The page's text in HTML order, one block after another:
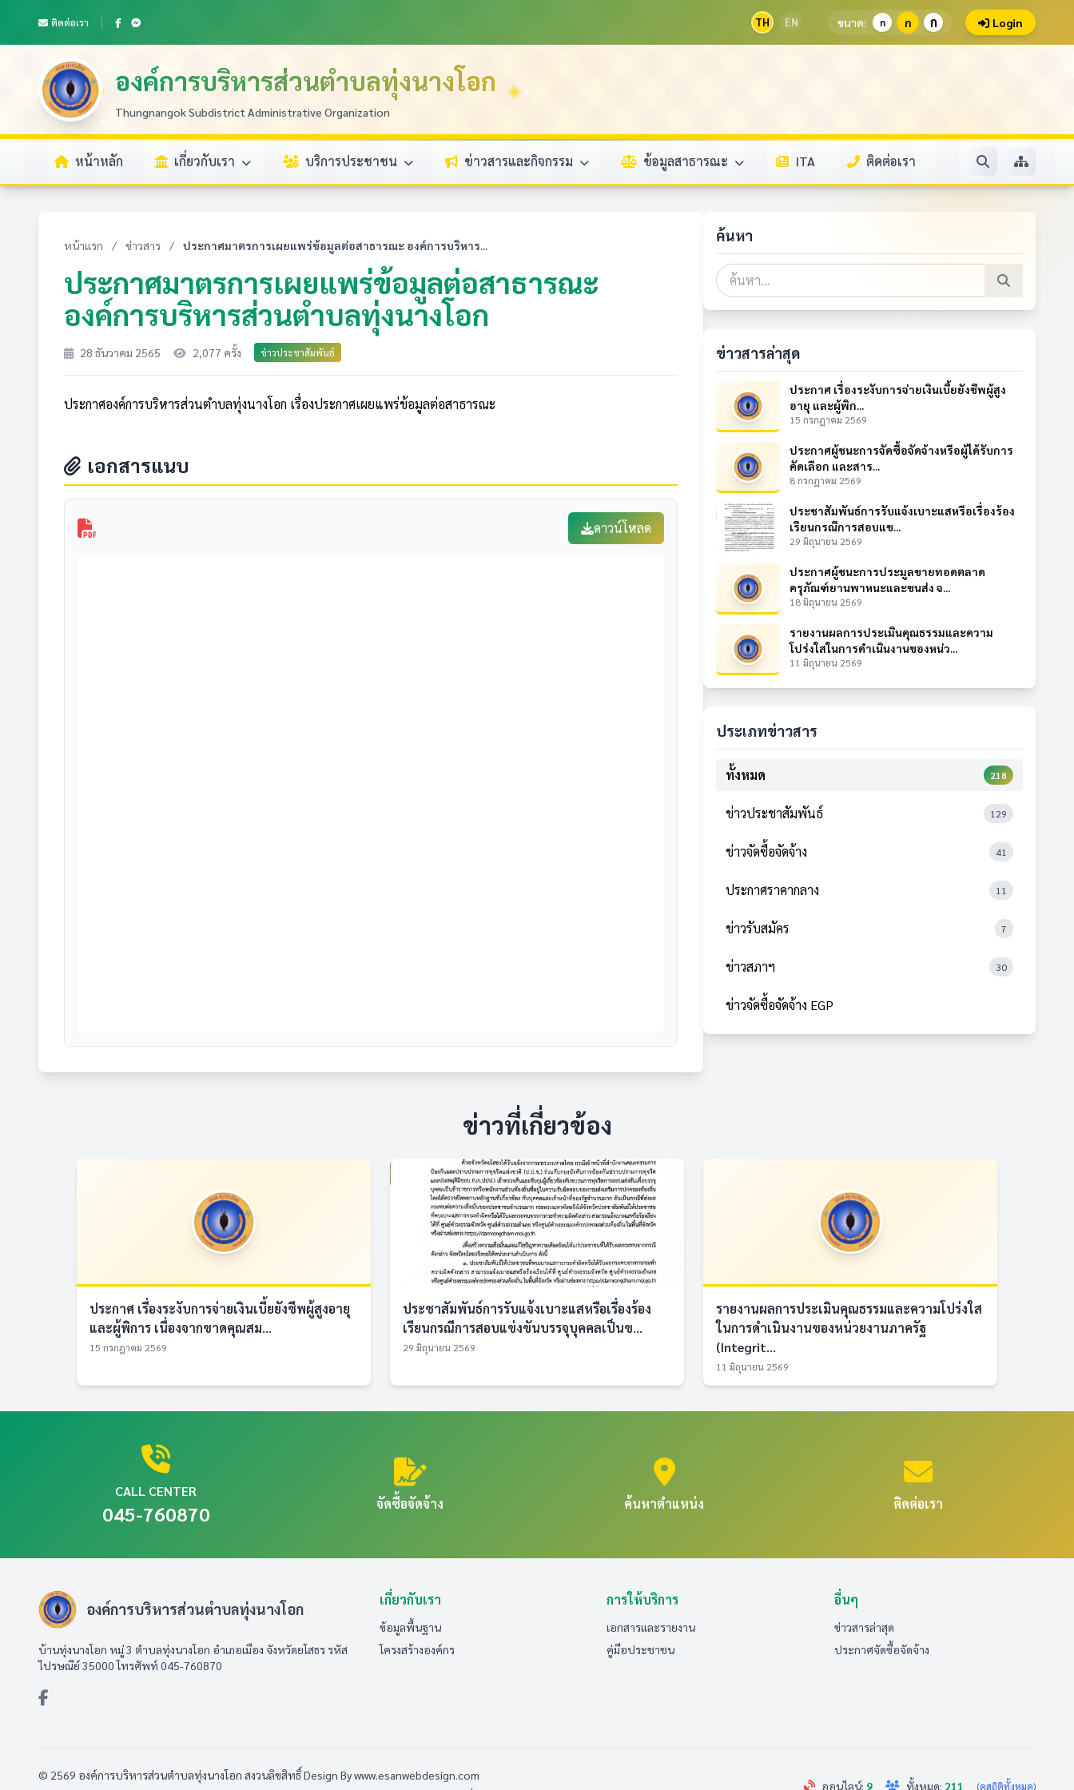
ติดต่อเรา TH EN ขนาด: ก ก ก Login
องค์การบริหารส่วนตำบลทุ่งนางโอก
Thungnangok Subdistrict Administrative Organization
หน้าหลัก เกี่ยวกับเรา บริการประชาชน ข่าวสารและกิจกรรม ข้อมูลสาธารณะ ITA ติดต่อเรา
หน้าแรก / ข่าวสาร / ประกาศมาตรการเผยแพร่ข้อมูลต่อสาธารณะ องค์การบริหาร...
ประกาศมาตรการเผยแพร่ข้อมูลต่อสาธารณะ
องค์การบริหารส่วนตำบลทุ่งนางโอก
28 ธันวาคม 2565 2,077 ครั้ง ข่าวประชาสัมพันธ์
ประกาศองค์การบริหารส่วนตำบลทุ่งนางโอก เรื่องประกาศเผยแพร่ข้อมูลต่อสาธารณะ
เอกสารแนบ
ดาวน์โหลด
ค้นหา
ข่าวสารล่าสุด
ประกาศ เรื่องระงับการจ่ายเงินเบี้ยยังชีพผู้สูง
อายุ และผู้พิก...
15 กรกฎาคม 2569
ประกาศผู้ชนะการจัดซื้อจัดจ้างหรือผู้ได้รับการ
คัดเลือก และสาร...
8 กรกฎาคม 2569
ประชาสัมพันธ์การรับแจ้งเบาะแสหรือเรื่องร้อง
เรียนกรณีการสอบแข...
29 มิถุนายน 2569
ประกาศผู้ชนะการประมูลขายทอดตลาด
ครุภัณฑ์ยานพาหนะและขนส่ง จ...
18 มิถุนายน 2569
รายงานผลการประเมินคุณธรรมและความ
โปร่งใสในการดำเนินงานของหน่ว...
11 มิถุนายน 2569
ประเภทข่าวสาร
ทั้งหมด 218
ข่าวประชาสัมพันธ์ 129
ข่าวจัดซื้อจัดจ้าง 41
ประกาศราคากลาง 11
ข่าวรับสมัคร 7
ข่าวสภาฯ 30
ข่าวจัดซื้อจัดจ้าง EGP
ข่าวที่เกี่ยวข้อง
ประกาศ เรื่องระงับการจ่ายเงินเบี้ยยังชีพผู้สูงอายุ
และผู้พิการ เนื่องจากขาดคุณสม...
15 กรกฎาคม 2569
ประชาสัมพันธ์การรับแจ้งเบาะแสหรือเรื่องร้อง
เรียนกรณีการสอบแข่งขันบรรจุบุคคลเป็นข...
29 มิถุนายน 2569
รายงานผลการประเมินคุณธรรมและความโปร่งใส
ในการดำเนินงานของหน่วยงานภาครัฐ
(Integrit...
11 มิถุนายน 2569
CALL CENTER
045-760870 จัดซื้อจัดจ้าง ค้นหาตำแหน่ง ติดต่อเรา
องค์การบริหารส่วนตำบลทุ่งนางโอก
บ้านทุ่งนางโอก หมู่ 3 ตำบลทุ่งนางโอก อำเภอเมือง จังหวัดยโสธร รหัส
ไปรษณีย์ 35000 โทรศัพท์ 045-760870
เกี่ยวกับเรา
ข้อมูลพื้นฐาน
โครงสร้างองค์กร
การให้บริการ
เอกสารและรายงาน
คู่มือประชาชน
อื่นๆ
ข่าวสารล่าสุด
ประกาศจัดซื้อจัดจ้าง
© 2569 องค์การบริหารส่วนตำบลทุ่งนางโอก สงวนลิขสิทธิ์Design By www.esanwebdesign.com
ออนไลน์: 9 ทั้งหมด: 211 (ดูสถิติทั้งหมด)